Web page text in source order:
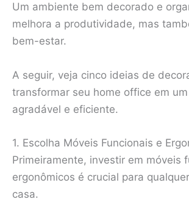
Um ambiente bem decorado e
melhora a produtividade, mas
bem-estar.
A seguir, veja cinco ideias de
transformar seu home office em
agradável e eficiente.
1. Escolha Móveis Funcionais e
Primeiramente, investir em móveis
ergonômicos é crucial para
casa.